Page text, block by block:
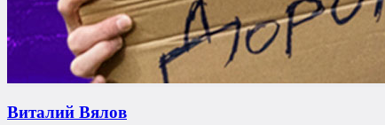
Виталий Вялов